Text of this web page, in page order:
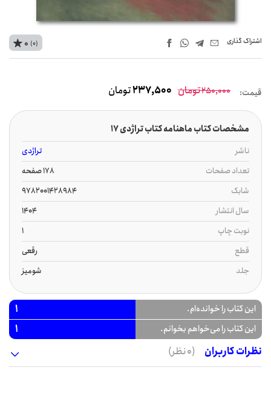
اشتراک‌ گذاری 0 (0)
قیمت: 250,000تومان 237,500تومان
مشخصات کتاب ماهنامه کتاب تراژدی 17
ناشر
تراژدی
تعداد صفحات
178 صفحه
شابک
9782001428984
سال انتشار
1404
نوبت چاپ
1
قطع
رقعی
جلد
شومیز
این کتاب را خوانده‌ام. 1
این کتاب را می‌خواهم بخوانم.
1
نظرات کاربران
(0 نظر)